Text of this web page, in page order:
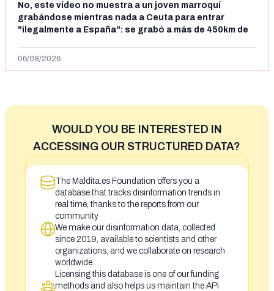
No, este vídeo no muestra a un joven marroquí
grabándose mientras nada a Ceuta para entrar
"ilegalmente a España": se grabó a más de 450km de
06/08/2026
WOULD YOU BE INTERESTED IN
ACCESSING OUR STRUCTURED DATA?
The Maldita.es Foundation offers you a
database that tracks disinformation trends in
real time, thanks to the reports from our
community
We make our disinformation data, collected
since 2019, available to scientists and other
organizations, and we collaborate on research
worldwide.
Licensing this database is one of our funding
methods and also helps us maintain the API